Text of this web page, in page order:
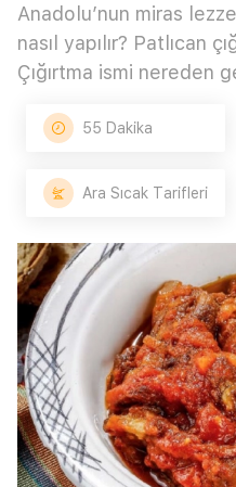
Anadolu’nun miras
nasıl yapılır? Patlıcan
Çığırtma ismi nereden
55 Dakika
Ara Sıcak Tarifleri